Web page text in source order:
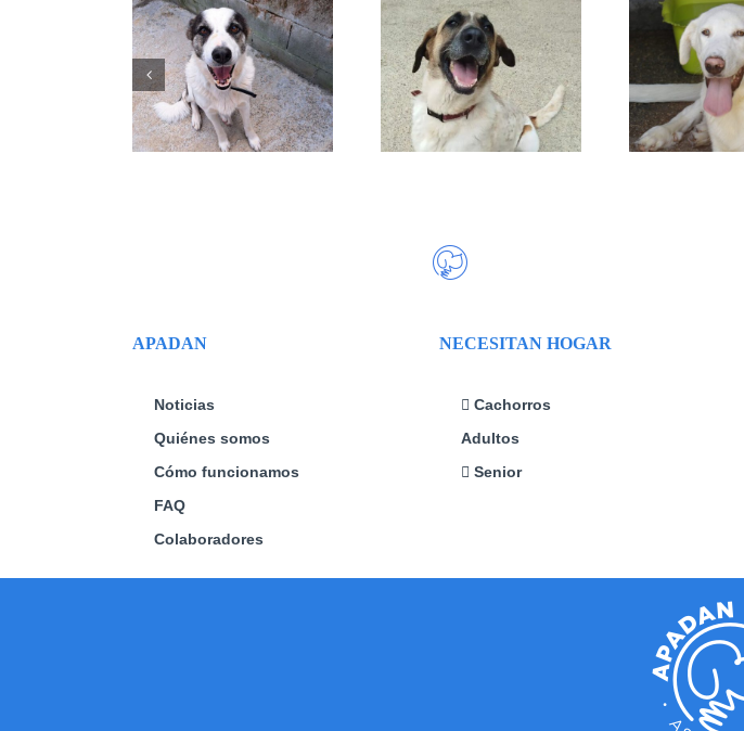
NALA DAFNE
APADAN
Noticias
Quiénes somos
Cómo funcionamos
FAQ
Colaboradores
NECESITAN HOGAR
Cachorros
Adultos
Senior